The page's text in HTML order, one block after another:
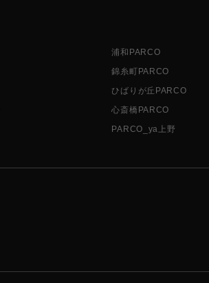
浦和PARCO
錦糸町PARCO
ひばりが丘PARCO
心斎橋PARCO
PARCO_ya上野